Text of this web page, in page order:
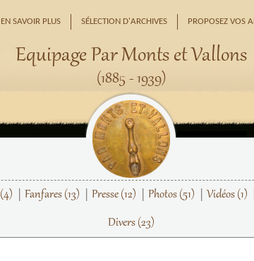
EN SAVOIR PLUS SÉLECTION D'ARCHIVES PROPOSEZ VOS
Equipage Par Monts et Vallons
(1885 - 1939)
(4) Fanfares (13) Presse (12) Photos (51) Vidéos (1)
Divers (23)